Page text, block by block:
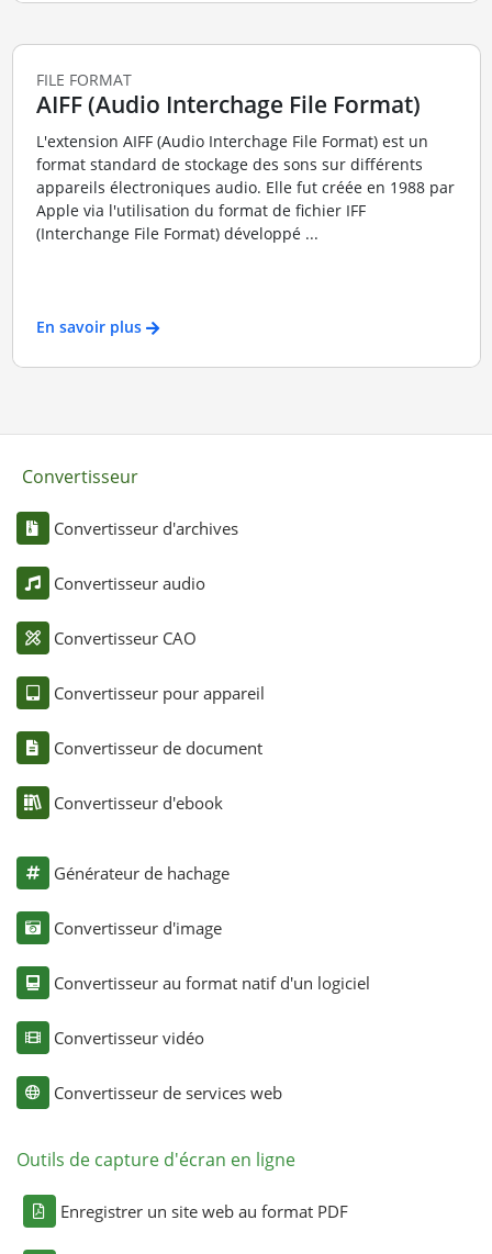
FILE FORMAT
AIFF (Audio Interchage File Format)
L'extension AIFF (Audio Interchage File Format) est un
format standard de stockage des sons sur différents
appareils électroniques audio. Elle fut créée en 1988 par
Apple via l'utilisation du format de fichier IFF
(Interchange File Format) développé ...
En savoir plus
Convertisseur
Convertisseur d'archives
Convertisseur audio
Convertisseur CAO
Convertisseur pour appareil
Convertisseur de document
Convertisseur d'ebook
Générateur de hachage
Convertisseur d'image
Convertisseur au format natif d'un logiciel
Convertisseur vidéo
Convertisseur de services web
Outils de capture d'écran en ligne
Enregistrer un site web au format PDF